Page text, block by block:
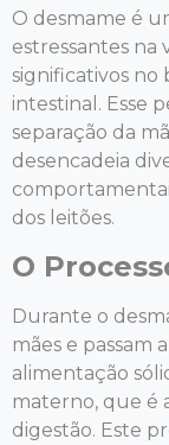
O desmame é
estressantes na
significativos no
intestinal. Esse
separação da
desencadeia
dos leitões.
O
Durante o
mães e
alimentação
materno, que é
digestão. Este